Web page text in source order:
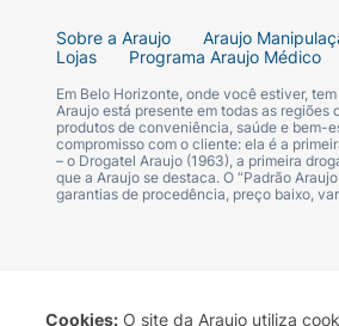
Cookies: O site da Araujo utiliza
Sobre a Araujo Araujo
Lojas
Programa Araujo Médico
Em Belo Horizonte, onde você estiver,
Araujo está presente em todas as
produtos de conveniência, saúde e bem-
compromisso com o cliente: ela é a
– o Drogatel Araujo (1963), a primeira
que a Araujo se destaca. O “Padrão
garantias de procedência, preço baixo,